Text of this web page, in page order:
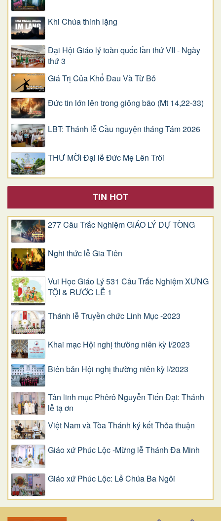
Khi Chúa thinh lặng
Đại Hội Giáo lý toàn quốc lần thứ VII - Ngày
thứ 3
Giá Trị Của Khổ Ðau Và Từ Bỏ
Đức tin lớn lên trong giông bão (Mt 14,22-33)
LBT: Thánh lễ Cầu nguyện tháng Tám 2026
THƯ MỜI Đại lễ Đức Mẹ Lên Trời
TIN HOT
277 Câu Trắc Nghiệm GIÁO LÝ DỰ TÒNG
Nghi thức lễ Gia Tiên
Vui Học Giáo Lý 531 Câu Trắc Nghiệm XƯNG
TỘI & RƯỚC LỄ 1
Thánh lễ Truyền chức Linh Mục -2023
Khai mạc Hội nghị thường niên kỳ I/2023
Biên bản Hội nghị thường niên kỳ I/2023
Tân linh mục Phêrô Nguyễn Tiến Đạt: Thánh
lễ tạ ơn
Việt Nam và Tòa Thánh ký kết Thỏa thuận
Giáo xứ Phúc Lộc -Mừng lễ Thánh Đa Minh
Giáo xứ Phúc Lộc: Lễ Chúa Ba Ngôi